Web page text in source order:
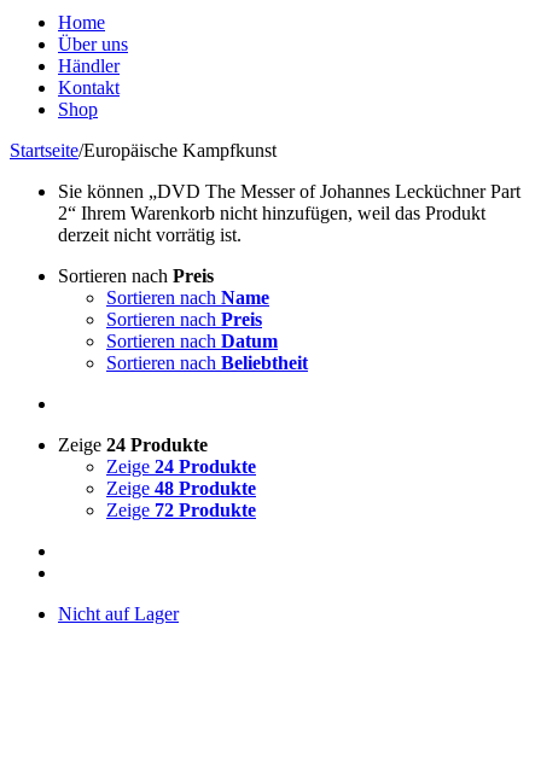
Home
Über uns
Händler
Kontakt
Shop
Startseite/Europäische Kampfkunst
Sie können „DVD The Messer of Johannes Lecküchner Part
2“ Ihrem Warenkorb nicht hinzufügen, weil das Produkt
derzeit nicht vorrätig ist.
Sortieren nach Preis
Sortieren nach Name
Sortieren nach Preis
Sortieren nach Datum
Sortieren nach Beliebtheit
Zeige 24 Produkte
Zeige 24 Produkte
Zeige 48 Produkte
Zeige 72 Produkte
Nicht auf Lager